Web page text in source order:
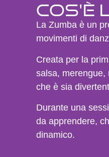
Cos'è
La Zumba è un
movimenti di
Creata per la
salsa, merengue,
che è sia
Durante una
da apprendere,
dinamico.